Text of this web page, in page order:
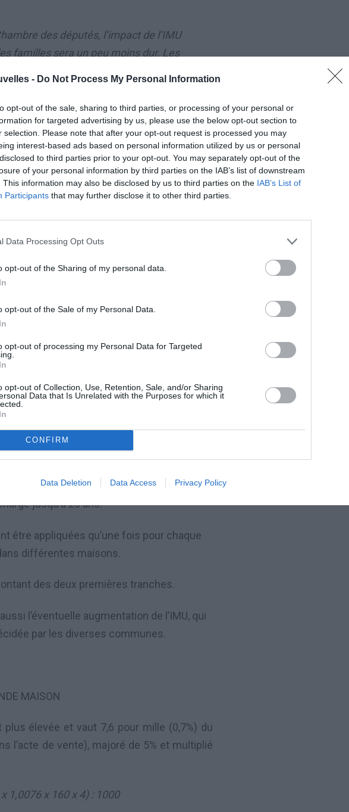
- Do Not Process My Personal Information
opt-out of the sale, sharing to third parties, or processing of your personal or
for targeted advertising by us, please use the below opt-out section to
selection. Please note that after your opt-out request is processed you may
interest-based ads based on personal information utilized by us or personal
to third parties prior to your opt-out. You may separately opt-out of the
of your personal information by third parties on the IAB’s list of downstream
This information may also be disclosed by us to third parties on the IAB’s List of
Participants that may further disclose it to other third parties.
Data Processing Opt Outs
opt-out of the Sharing of my personal data.
opt-out of the Sale of my Personal Data.
opt-out of processing my Personal Data for Targeted
opt-out of Collection, Use, Retention, Sale, and/or Sharing
Data that Is Unrelated with the Purposes for which it
CONFIRM
Data Deletion Data Access Privacy Policy
des députés, l’impact de l’IMU
familles sera un peu moins dur. Les
décembre. Une seule détraction pour
PREMIÈRE MAISON
Pour la première maison, la nouvelle taxe
introduite cette année sera versée en 3
tranches:
● la première en Juin;
les 4 pour mille (0,4%) du soi-disant
de vente), majoré de 5% et multiplié
x 1,05 x 160 x 4) : 1000
suivantes:
jusqu’à 26 ans.
être appliquées qu’une fois pour chaque
différentes maisons.
des deux premières tranches.
l’éventuelle augmentation de l’IMU, qui
par les diverses communes.
MAISON
élevée et vaut 7,6 pour mille (0,7%) du
l’acte de vente), majoré de 5% et multiplié
1,0076 x 160 x 4) : 1000